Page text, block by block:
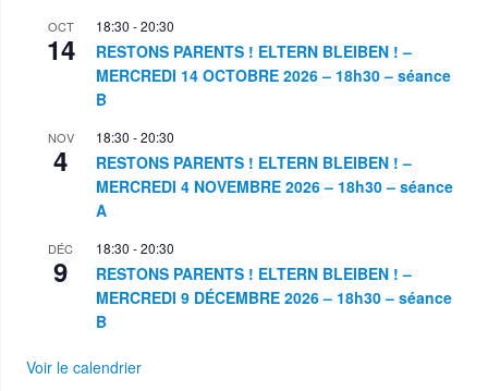
OCT
14
18:30 -20:30
RESTONS PARENTS ! ELTERN BLEIBEN ! –
MERCREDI 14 OCTOBRE 2026 – 18h30 – séance
B
NOV
4
18:30 -20:30
RESTONS PARENTS ! ELTERN BLEIBEN ! –
MERCREDI 4 NOVEMBRE 2026 – 18h30 – séance
A
DÉC
9
18:30 -20:30
RESTONS PARENTS ! ELTERN BLEIBEN ! –
MERCREDI 9 DÉCEMBRE 2026 – 18h30 – séance
B
Voir le calendrier